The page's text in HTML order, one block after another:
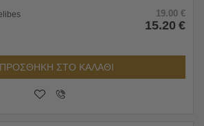
19.00 €
15.20 €
ΣΤΟ ΚΑΛΑΘΙ